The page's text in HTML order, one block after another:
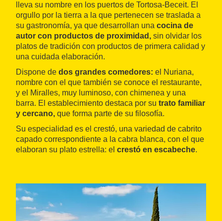
lleva su nombre en los puertos de Tortosa-Beceit. El
orgullo por la tierra a la que pertenecen se traslada a
su gastronomía, ya que desarrollan una cocina de
autor con productos de proximidad, sin olvidar los
platos de tradición con productos de primera calidad y
una cuidada elaboración.
Dispone de dos grandes comedores: el Nuriana,
nombre con el que también se conoce el restaurante,
y el Miralles, muy luminoso, con chimenea y una
barra. El establecimiento destaca por su trato familiar
y cercano, que forma parte de su filosofía.
Su especialidad es el crestó, una variedad de cabrito
capado correspondiente a la cabra blanca, con el que
elaboran su plato estrella: el crestó en escabeche.